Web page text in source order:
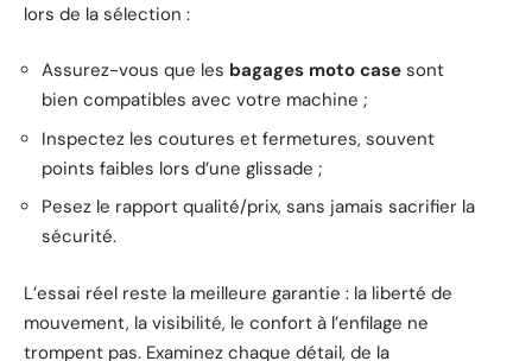
lors de la sélection :
Assurez-vous que les bagages moto case sont
bien compatibles avec votre machine ;
Inspectez les coutures et fermetures, souvent
points faibles lors d’une glissade ;
Pesez le rapport qualité/prix, sans jamais sacrifier la
sécurité.
L’essai réel reste la meilleure garantie : la liberté de
mouvement, la visibilité, le confort à l’enfilage ne
trompent pas. Examinez chaque détail, de la